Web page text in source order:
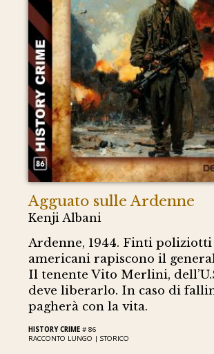
Agguato sulle Ardenne
Kenji Albani
Ardenne, 1944. Finti
americani rapiscono il
Il tenente Vito Merlini,
deve liberarlo. In caso di
pagherà con la vita.
HISTORY CRIME # 86
RACCONTO LUNGO |STORICO